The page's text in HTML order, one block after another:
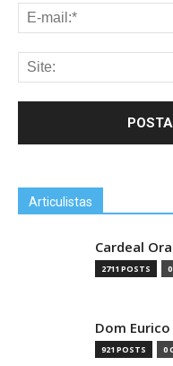
Articulistas
Cardeal
2711 POSTS
Dom
921 POSTS 0